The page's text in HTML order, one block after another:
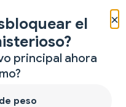
×
el
principal ahora
peso